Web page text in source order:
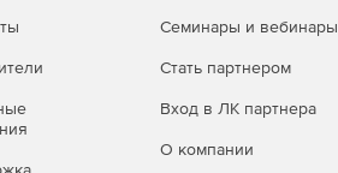
Семинары и вебинары
Стать партнером
Вход в ЛК партнера
О компании